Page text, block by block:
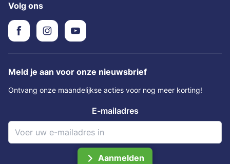
Volg ons
Meld je aan voor onze nieuwsbrief
Ontvang onze maandelijkse acties voor nog meer korting!
E-mailadres
Aanmelden